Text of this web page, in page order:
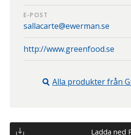
E-POST
sallacarte@ewerman.se
http://www.greenfood.se
Alla produkter från
Ladda ned